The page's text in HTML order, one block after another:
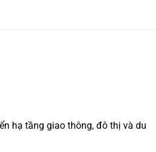
hạ tầng giao thông, đô thị và du